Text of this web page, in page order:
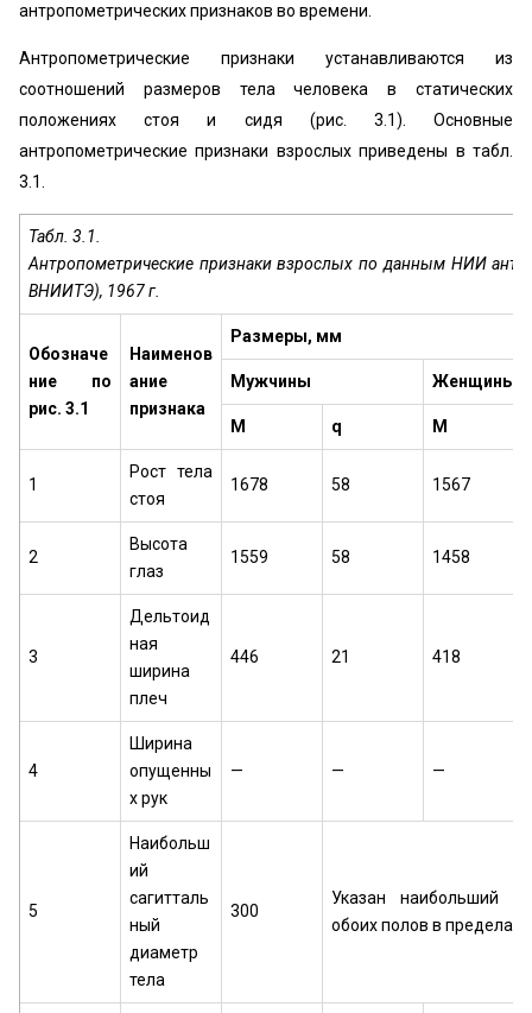
антропометрических признаков во времени.
Антропометрические признаки устанавливаются из
соотношений размеров тела человека в статических
положениях стоя и сидя (рис. 3.1). Основные
антропометрические признаки взрослых приведены в табл.
3.1.
Табл. 3.1.
Антропометрические признаки взрослых по данным НИИ
ВНИИТЭ), 1967 г.
Обозначе
ние по
рис. 3.1
Наименов
ание
признака
Размеры, мм
Мужчины Женщины
М q M
1
Рост тела
стоя
1678 58 1567
2
Высота
глаз
1559 58 1458
3
Дельтоид
ная
ширина
плеч
446 21 418
4
Ширина
опущенны
х рук
— — —
5
Наибольш
ий
сагитталь
ный
диаметр
тела
300
Указан наибольший
обоих полов в пределах